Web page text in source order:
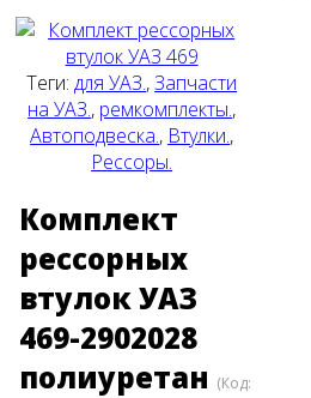
Теги:для УАЗ.,Запчасти
на УАЗ., ремкомплекты.,
Автоподвеска., Втулки.,
Рессоры.
Комплект
рессорных
втулок УАЗ
469-2902028
полиуретан (Код: